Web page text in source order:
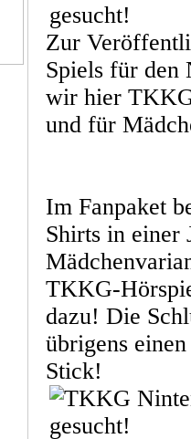
Zur
Spiels für
wir hier
und für
Im Fanpaket
Shirts in einer
TKKG-
dazu! Die
übrigens
Stick!